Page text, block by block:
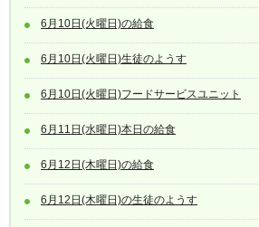
6月10日(火曜日)の給食
6月10日(火曜日)生徒のようす
6月10日(火曜日)フードサービスユニット
6月11日(水曜日)本日の給食
6月12日(木曜日)の給食
6月12日(木曜日)の生徒のようす